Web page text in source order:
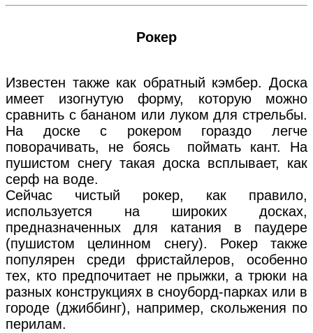
Рокер
Известен также как обратный кэмбер. Доска
имеет изогнутую форму, которую можно
сравнить с бананом или луком для стрельбы.
На доске с рокером гораздо легче
поворачивать, не боясь поймать кант. На
пушистом снегу такая доска всплывает, как
серф на воде.
Сейчас чистый рокер, как правило,
используется на широких досках,
предназначенных для катания в паудере
(пушистом целинном снегу). Рокер также
популярен среди фристайлеров, особенно
тех, кто предпочитает не прыжки, а трюки на
разных конструкциях в сноуборд-парках или в
городе (джиббинг), например, скольжения по
перилам.